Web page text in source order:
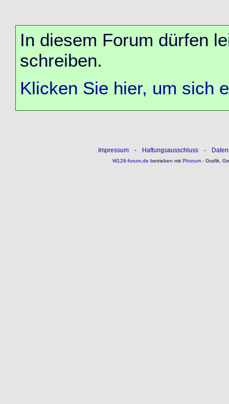
In diesem Forum dürfen
schreiben.
Klicken Sie hier, um sich
Impressum - Haftungsausschluss -
W126-forum.de betrieben mitPhorum- Grafik,